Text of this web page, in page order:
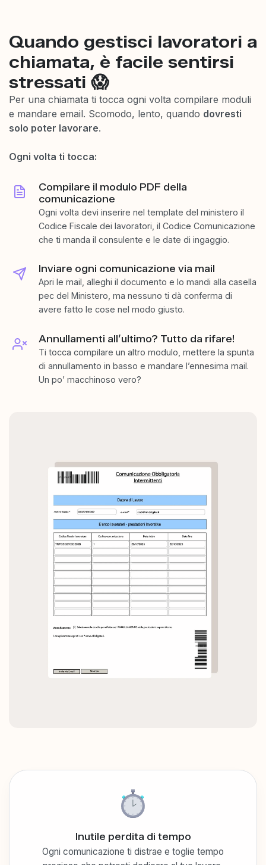
Quando gestisci lavoratori a
chiamata, è facile sentirsi
stressati 😱
Per una chiamata ti tocca ogni volta compilare moduli
e mandare email. Scomodo, lento, quando dovresti
solo poter lavorare.
Ogni volta ti tocca:
Compilare il modulo PDF della
comunicazione
Ogni volta devi inserire nel template del ministero il
Codice Fiscale dei lavoratori, il Codice Comunicazione
che ti manda il consulente e le date di ingaggio.
Inviare ogni comunicazione via mail
Apri le mail, alleghi il documento e lo mandi alla casella
pec del Ministero, ma nessuno ti dà conferma di
avere fatto le cose nel modo giusto.
Annullamenti all’ultimo? Tutto da rifare!
Ti tocca compilare un altro modulo, mettere la spunta
di annullamento in basso e mandare l’ennesima mail.
Un po’ macchinoso vero?
Inutile perdita di tempo
Ogni comunicazione ti distrae e toglie tempo